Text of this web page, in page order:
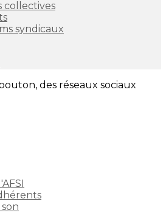
collectives
syndicaux
des réseaux sociaux